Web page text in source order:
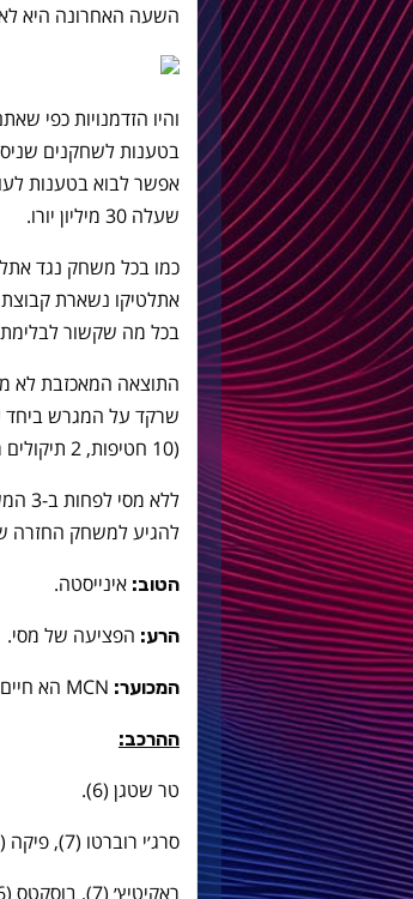
השעה האחרונה היא
והיו הזדמנויות כפי
אפשר לבוא בטענות
שעלה 30 מיליון יורו.
כמו בכל משחק נגד
אתלטיקו נשארת
בכל מה שקשור
התוצאה המאכזבת לא
שרקד על המגרש
(10 חטיפות, 2 תיקולים מוצלחים). משחק טוב למדי גם של סרג׳י רוברטו עם 12 ק״מ כיסוי.
להגיע למשחק החזרה שלו (15.10) במצב תקין בליגה
הטוב: אינייסטה.
הרע: הפציעה של מסי.
המכוער:
ההרכב:
טר שטגן (6).
סרג׳י רוברטו (7), פיקה (8), מסצ׳ראנו (6), אלבה (6).
ראקיטיץ׳ (7), בוסקטס (6), אינייסטה (8).